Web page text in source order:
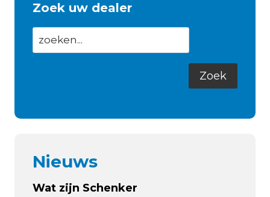
Zoek uw dealer
Nieuws
Wat zijn Schenker